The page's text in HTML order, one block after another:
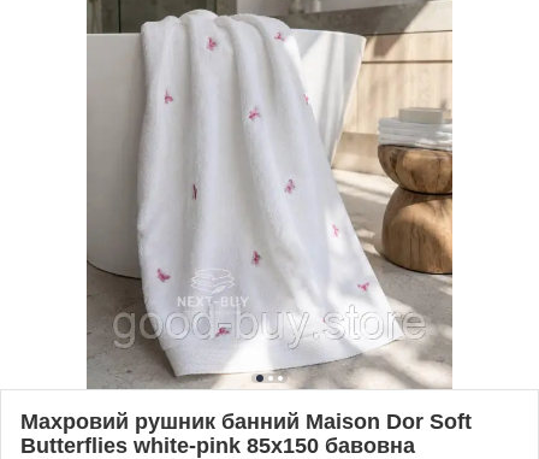
Махровий рушник банний Maison Dor Soft
Butterflies white-pink 85х150 бавовна